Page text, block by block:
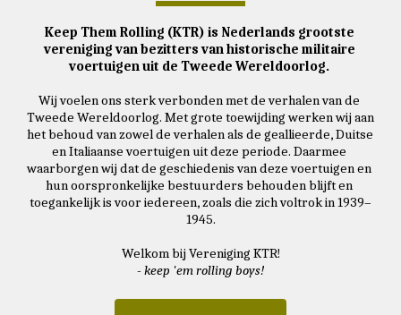
Keep Them Rolling (KTR) is Nederlands grootste
vereniging van bezitters van historische militaire
voertuigen uit de Tweede Wereldoorlog.
Wij voelen ons sterk verbonden met de verhalen van de
Tweede Wereldoorlog. Met grote toewijding werken wij aan
het behoud van zowel de verhalen als de geallieerde, Duitse
en Italiaanse voertuigen uit deze periode. Daarmee
waarborgen wij dat de geschiedenis van deze voertuigen en
hun oorspronkelijke bestuurders behouden blijft en
toegankelijk is voor iedereen, zoals die zich voltrok in 1939–
1945.
Welkom bij Vereniging KTR!
- keep 'em rolling boys!